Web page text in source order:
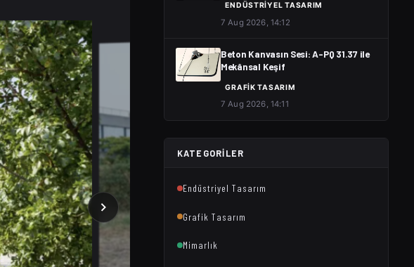
ENDÜSTRIYEL TASARIM
7 Aug 2026, 14:12
Beton Kanvasın Sesi: A-PQ 31.37 ile
Mekânsal Keşif
GRAFIK TASARIM
7 Aug 2026, 14:11
KATEGORILER
Endüstriyel Tasarım
Grafik Tasarım
Mimarlık